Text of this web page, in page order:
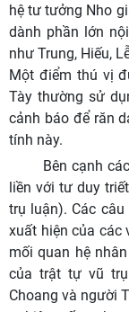
hệ tư tưởng Nho
dành phần lớn
như Trung, Hiếu,
Một điểm thú vị
Tày thường sử
cảnh báo để răn
tính này.
Bên cạnh
liền với tư duy
trụ luận). Các
xuất hiện của các
mối quan hệ
của trật tự vũ
Choang và người